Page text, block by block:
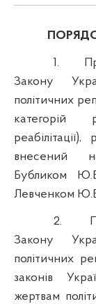
ПОРЯДОК
1.
Закону
політичних
категорій
внесений
Бубликом
Левченком
2.
Закону
політичних
законів
жертвам